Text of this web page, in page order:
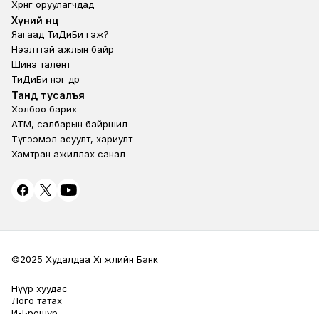
Хөрөнгө оруулагчдад
Footer second
Хүний нөөц
Яагаад ТиДиБи гэж?
Нээлттэй ажлын байр
Шинэ талент
ТиДиБи нэг өдөр
Footer fourth
Танд тусалъя
Холбоо барих
ATM, салбарын байршил
Түгээмэл асуулт, хариулт
Хамтран ажиллах санал
©2025 Худалдаа Хөгжлийн Банк
Terms Privacy
Нүүр хуудас
Лого татах